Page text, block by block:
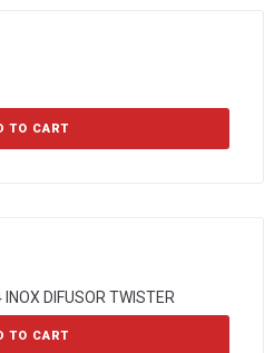
TO CART
DIFUSOR TWISTER
TO CART